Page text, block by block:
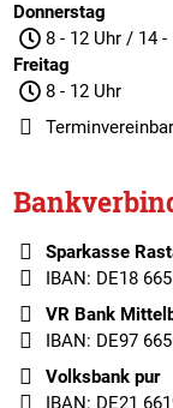
Donnerstag
8 - 12 Uhr / 14 -
Freitag
8 - 12 Uhr
Sparkasse
IBAN: DE18
VR Bank
IBAN: DE97
Volksbank pur
IBAN: DE21